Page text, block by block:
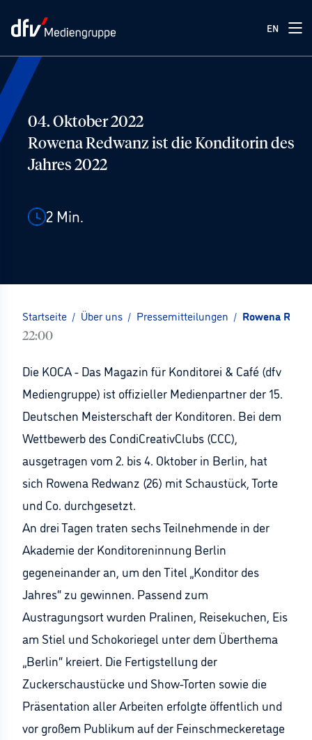
EN
04. Oktober 2022
Rowena Redwanz ist die Konditorin des
Jahres 2022
2 Min.
Startseite / Über uns / Pressemitteilungen / Rowena
22:00
Die KOCA - Das Magazin für Konditorei & Café (dfv
Mediengruppe) ist offizieller Medienpartner der 15.
Deutschen Meisterschaft der Konditoren. Bei dem
Wettbewerb des CondiCreativClubs (CCC),
ausgetragen vom 2. bis 4. Oktober in Berlin, hat
sich Rowena Redwanz (26) mit Schaustück, Torte
und Co. durchgesetzt.
An drei Tagen traten sechs Teilnehmende in der
Akademie der Konditoreninnung Berlin
gegeneinander an, um den Titel „Konditor des
Jahres“ zu gewinnen. Passend zum
Austragungsort wurden Pralinen, Reisekuchen, Eis
am Stiel und Schokoriegel unter dem Überthema
„Berlin“ kreiert. Die Fertigstellung der
Zuckerschaustücke und Show-Torten sowie die
Präsentation aller Arbeiten erfolgte öffentlich und
vor großem Publikum auf der Feinschmeckeretage